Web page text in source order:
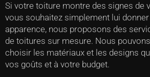
Si votre toiture montre des signes de
vous souhaitez simplement lui
apparence, nous proposons des
de toitures sur mesure. Nous
choisir les matériaux et les designs
vos goûts et à votre budget.